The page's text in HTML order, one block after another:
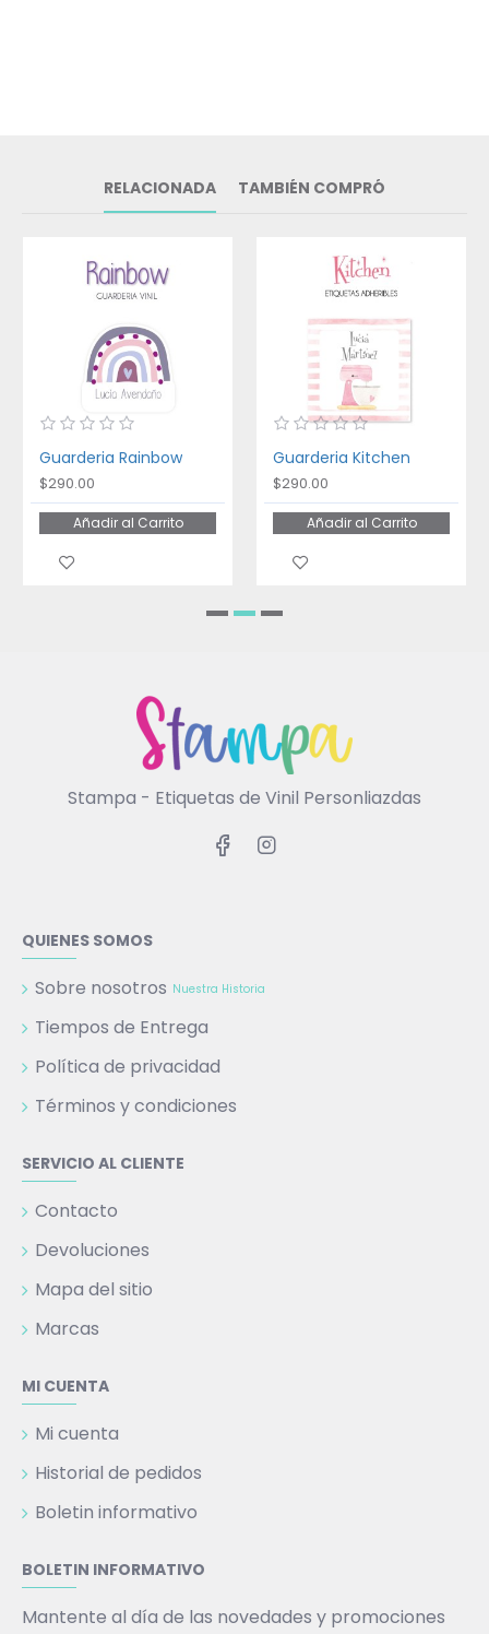
RELACIONADA TAMBIÉN COMPRÓ
Guarderia Rainbow
$290.00
Añadir al Carrito
Guarderia Kitchen
$290.00
Añadir al Carrito
Stampa - Etiquetas de Vinil Personliazdas
QUIENES SOMOS
Sobre nosotros Nuestra Historia
Tiempos de Entrega
Política de privacidad
Términos y condiciones
SERVICIO AL CLIENTE
Contacto
Devoluciones
Mapa del sitio
Marcas
MI CUENTA
Mi cuenta
Historial de pedidos
Boletin informativo
BOLETIN INFORMATIVO
Mantente al día de las novedades y promociones